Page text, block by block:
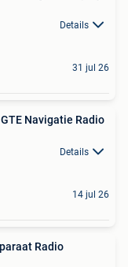
Details
31 jul 26
Navigatie Radio
Details
14 jul 26
Radio